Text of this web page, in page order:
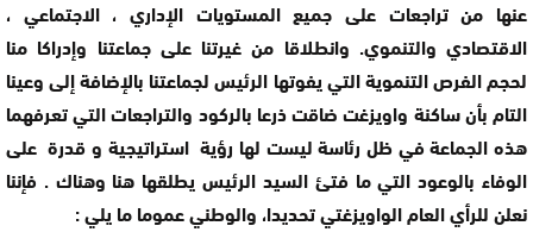
عنها من تراجعات على جميع المستويات الإداري ، الاجتماعي ،
الاقتصادي والتنموي. وانطلاقا من غيرتنا على جماعتنا وإدراكا منا
لحجم الفرص التنموية التي يفوتها الرئيس لجماعتنا بالإضافة إلى وعينا
التام بأن ساكنة واويزغت ضاقت ذرعا بالركود والتراجعات التي تعرفهما
هذه الجماعة في ظل رئاسة ليست لها رؤية استراتيجية و قدرة على
الوفاء بالوعود التي ما فتئ السيد الرئيس يطلقها هنا وهناك . فإننا
نعلن للرأي العام الواويزغتي تحديدا، والوطني عموما ما يلي :